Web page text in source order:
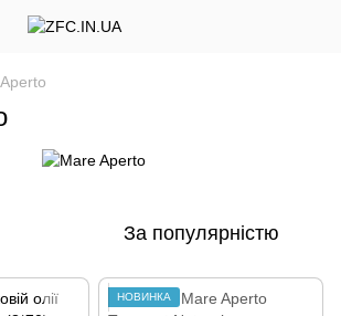
За популярністю
НОВИНКА